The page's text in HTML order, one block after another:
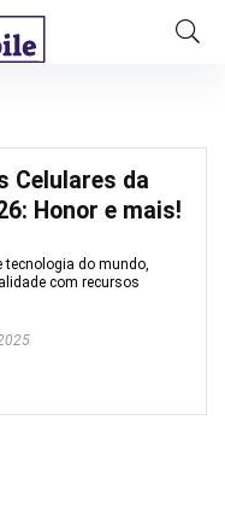
Celulares da
Honor e mais!
tecnologia do mundo,
com recursos